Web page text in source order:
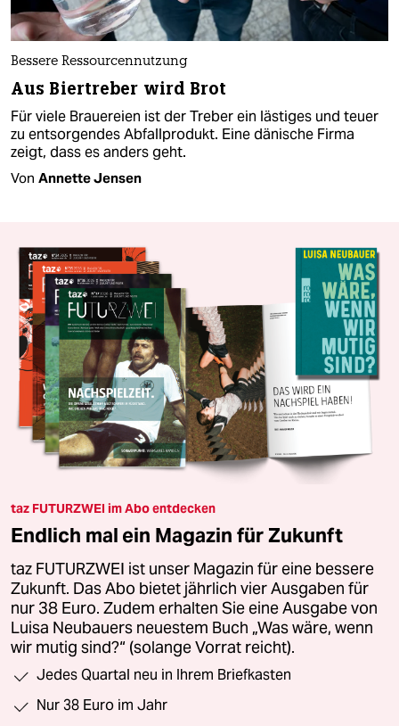
Bessere Ressourcennutzung
Aus Biertreber wird Brot
Für viele Brauereien ist der Treber ein lästiges und teuer
zu entsorgendes Abfallprodukt. Eine dänische Firma
zeigt, dass es anders geht.
Von Annette Jensen
taz FUTURZWEI im Abo entdecken
Endlich mal ein Magazin für Zukunft
taz FUTURZWEI ist unser Magazin für eine bessere
Zukunft. Das Abo bietet jährlich vier Ausgaben für
nur 38 Euro. Zudem erhalten Sie eine Ausgabe von
Luisa Neubauers neuestem Buch „Was wäre, wenn
wir mutig sind?“ (solange Vorrat reicht).
Jedes Quartal neu in Ihrem Briefkasten
Nur 38 Euro im Jahr